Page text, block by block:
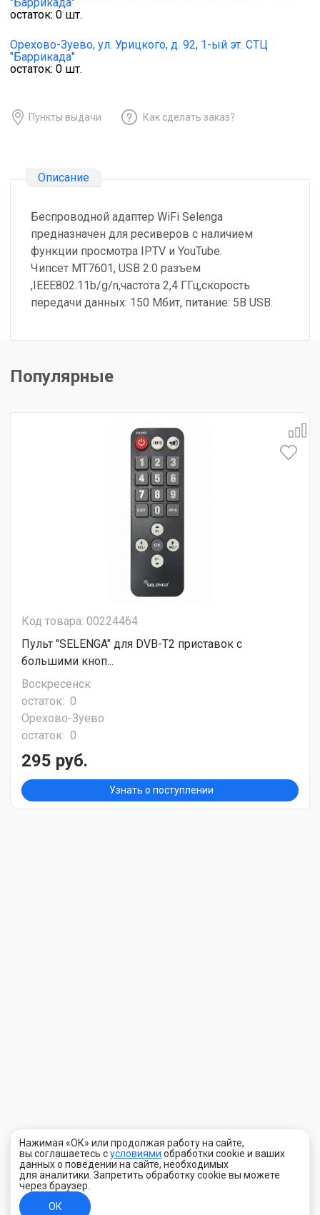
остаток: 0 шт.
Орехово-Зуево, ул. Урицкого, д. 92, 1-ый эт. СТЦ
"Баррикада"
остаток: 0 шт.
Пункты выдачи Как сделать заказ?
Описание
Беспроводной адаптер WiFi Selenga
предназначен для ресиверов с наличием
функции просмотра IPTV и YouTube.
Чипсет MT7601, USB 2.0 разъем
,IEEE802.11b/g/n,частота 2,4 ГГц,cкорость
передачи данных: 150 Мбит, питание: 5В USB.
Популярные
Код товара: 00224464
Пульт "SELENGA" для DVB-T2 приставок c
большими кноп...
Воскресенск
остаток: 0
Орехово-Зуево
остаток: 0
295 руб.
Узнать о поступлении
Нажимая «ОК» или продолжая работу на сайте,
вы соглашаетесь сусловиями обработки cookie и ваших
данных о поведении на сайте, необходимых
для аналитики. Запретить обработку cookie вы можете
через браузер.
ОК